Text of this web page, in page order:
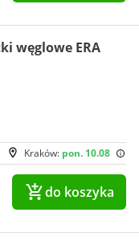
węglowe ERA
Kraków: pon. 10.08
do koszyka